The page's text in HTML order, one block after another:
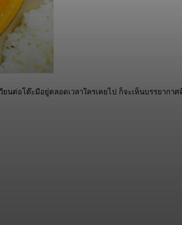
นต่อโต๊ะมีอยู่ตลอดเวลาใครเคยไป ก็จะเห็นบรรยากา